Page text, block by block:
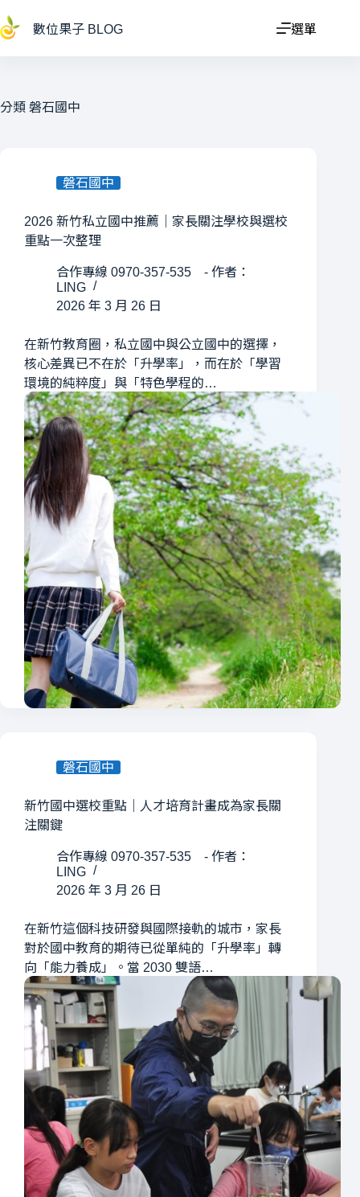
至
容
數位果子 BLOG 選單
分類 磐石國中
磐石國中
2026 新竹私立國中推薦｜家長關注學校與選校
重點一次整理
合作專線 0970-357-535 - 作者：
LING
2026 年 3 月 26 日
在新竹教育圈，私立國中與公立國中的選擇，
核心差異已不在於「升學率」，而在於「學習
環境的純粹度」與「特色學程的…
磐石國中
新竹國中選校重點｜人才培育計畫成為家長關
注關鍵
合作專線 0970-357-535 - 作者：
LING
2026 年 3 月 26 日
在新竹這個科技研發與國際接軌的城市，家長
對於國中教育的期待已從單純的「升學率」轉
向「能力養成」。當 2030 雙語…